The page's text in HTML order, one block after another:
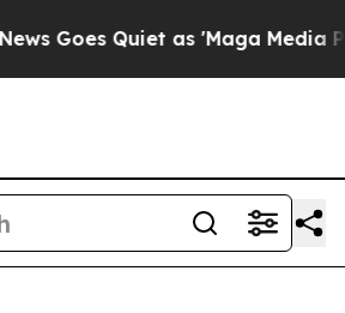
Quiet as 'Maga Media